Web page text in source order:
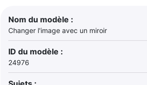
Nom du modèle :
Changer l'image avec un miroir
ID du modèle :
24976